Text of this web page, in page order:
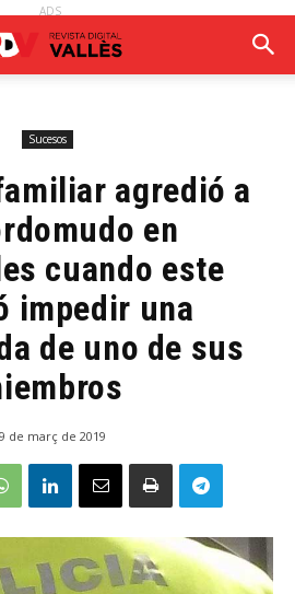
ADS
Sucesos
agredió a
en
cuando este
impedir una
de uno de sus
9 de març de 2019